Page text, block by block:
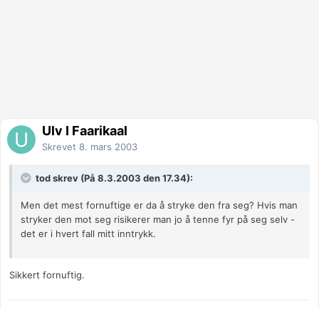
Ulv I Faarikaal
Skrevet 8. mars 2003
tod skrev (På 8.3.2003 den 17.34):
Men det mest fornuftige er da å stryke den fra seg? Hvis man
stryker den mot seg risikerer man jo å tenne fyr på seg selv -
det er i hvert fall mitt inntrykk.
Sikkert fornuftig.